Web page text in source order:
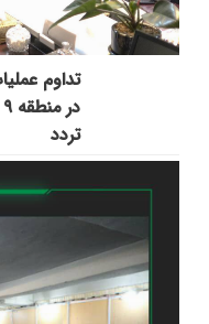
تردد